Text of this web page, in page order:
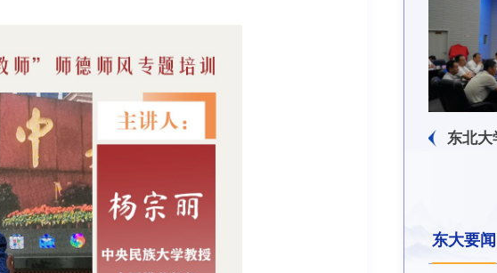
习近平给东北大学全体师生回信 东北大学附属总医院揭牌仪式暨交流座谈会举行
东大要闻